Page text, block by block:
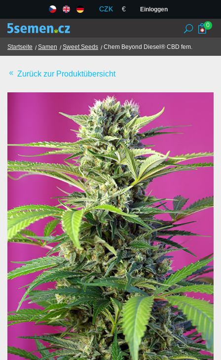
CZK € Einloggen
Samenbanken
Samen
Chili
TCM
Geschäftsbedingungen
GDPR
Geschäfte
Über uns
Kontakt
Blog
0
Startseite Samen Sweet Seeds Chem Beyond Diesel® CBD fem.
Zurück zur Produktübersicht